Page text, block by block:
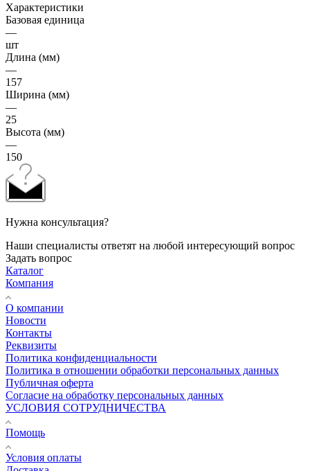
Характеристики
Базовая единица
—
шт
Длина (мм)
—
157
Ширина (мм)
—
25
Высота (мм)
—
150
Нужна консультация?
Наши специалисты ответят на любой интересующий вопрос
Задать вопрос
Каталог
Компания
О компании
Новости
Контакты
Реквизиты
Политика конфиденциальности
Политика в отношении обработки персональных данных
Публичная оферта
Согласие на обработку персональных данных
УСЛОВИЯ СОТРУДНИЧЕСТВА
Помощь
Условия оплаты